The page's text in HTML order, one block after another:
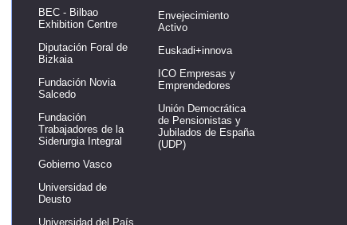
BEC - Bilbao
Exhibition Centre
Diputación Foral de
Bizkaia
Fundación Novia
Salcedo
Fundación
Trabajadores de la
Siderurgia Integral
Gobierno Vasco
Universidad de
Deusto
Universidad del País
Envejecimiento
Activo
Euskadi+innova
ICO Empresas y
Emprendedores
Unión Democrática
de Pensionistas y
Jubilados de España
(UDP)